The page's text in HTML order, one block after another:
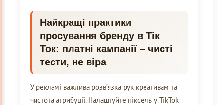
Найкращі практики
просування бренду в Тік
Ток: платні кампанії – чисті
тести, не віра
У рекламі важлива розв’язка рук креативам та
чистота атрибуції. Налаштуйте піксель у TikTok